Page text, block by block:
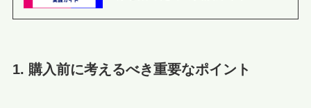
1. 購入前に考えるべき重要なポイント